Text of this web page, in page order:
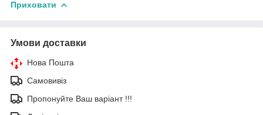
Приховати
Умови доставки
Нова Пошта
Самовивіз
Пропонуйте Ваш варіант !!!